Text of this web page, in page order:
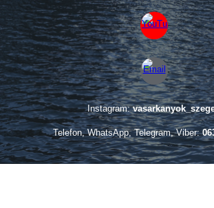
Instagram:
Telefon, WhatsApp, Telegram, Viber: